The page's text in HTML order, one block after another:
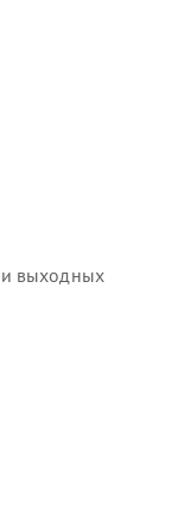
выходных